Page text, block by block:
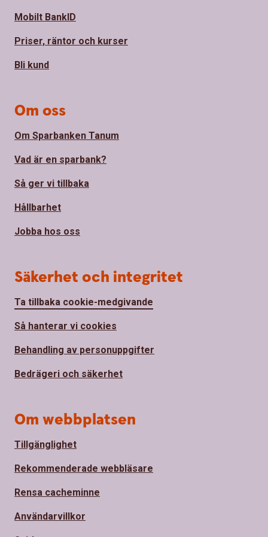
Mobilt BankID
Priser, räntor och kurser
Bli kund
Om oss
Om Sparbanken Tanum
Vad är en sparbank?
Så ger vi tillbaka
Hållbarhet
Jobba hos oss
Säkerhet och integritet
Ta tillbaka cookie-medgivande
Så hanterar vi cookies
Behandling av personuppgifter
Bedrägeri och säkerhet
Om webbplatsen
Tillgänglighet
Rekommenderade webbläsare
Rensa cacheminne
Användarvillkor